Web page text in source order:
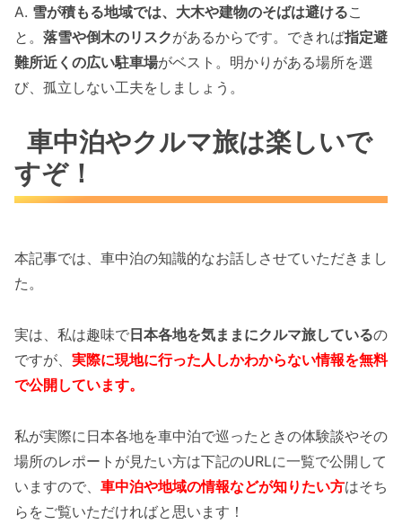
A. 雪が積もる地域では、大木や建物のそばは避けるこ
と。 落雪や倒木のリスクがあるからです。できれば指定避
難所近くの広い駐車場がベスト。明かりがある場所を選
び、孤立しない工夫をしましょう。
車中泊やクルマ旅は楽しいで
すぞ！
本記事では、車中泊の知識的なお話しさせていただきまし
た。
実は、私は趣味で日本各地を気ままにクルマ旅しているの
ですが、 実際に現地に行った人しかわからない情報を無料
で公開しています。
私が実際に日本各地を車中泊で巡ったときの体験談やその
場所のレポートが見たい方は下記のURLに一覧で公開して
いますので、 車中泊や地域の情報などが知りたい方はそち
らをご覧いただければと思います！